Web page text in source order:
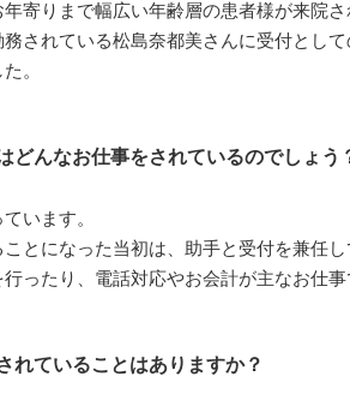
寄りまで幅広い年齢層の患者様が来院さ
されている松島奈都美さんに受付とし
。
どんなお仕事をされているのでしょう
います。
とになった当初は、助手と受付を兼任
ったり、電話対応やお会計が主なお仕事
れていることはありますか？